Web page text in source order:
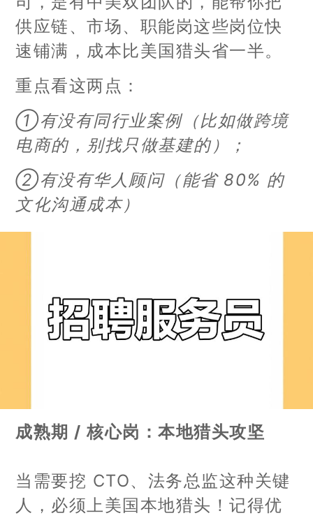
供应链、市场、职能岗这些岗位快
速铺满，成本比美国猎头省一半。
重点看这两点：
①有没有同行业案例（比如做跨境
电商的，别找只做基建的）；
②有没有华人顾问（能省 80% 的
文化沟通成本）
成熟期 / 核心岗：本地猎头攻坚
当需要挖 CTO、法务总监这种关键
人，必须上美国本地猎头！记得优